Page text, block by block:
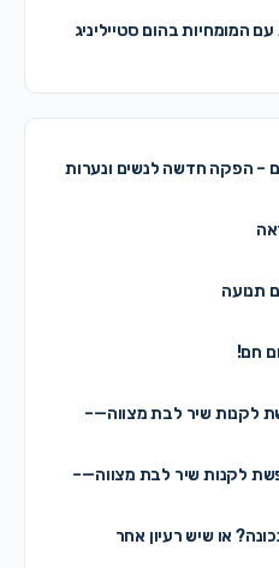
המומחיות בהום סטייליניג
– הפקה חדשה לנשים ונערות
תנועה
חם!
לקנות שיר לבת מצווה—–
לקנות שיר לבת מצווה—–
או שיש רעיון אחר